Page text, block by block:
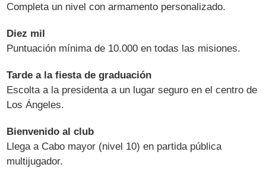
Completa un nivel con armamento personalizado.
Diez mil
Puntuación mínima de 10.000 en todas las misiones.
Tarde a la fiesta de graduación
Escolta a la presidenta a un lugar seguro en el centro de
Los Ángeles.
Bienvenido al club
Llega a Cabo mayor (nivel 10) en partida pública
multijugador.